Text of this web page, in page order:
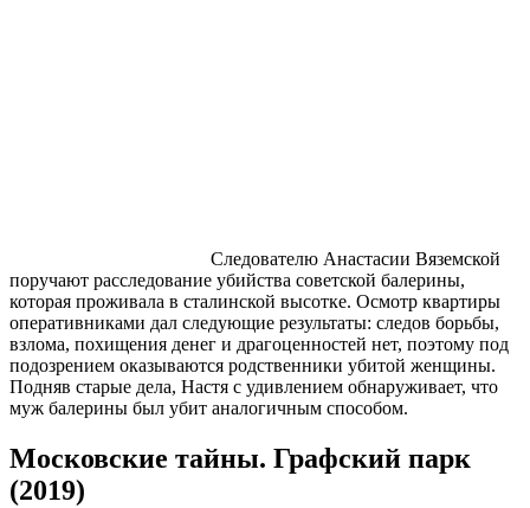
Следователю Анастасии Вяземской
поручают расследование убийства советской балерины,
которая проживала в сталинской высотке. Осмотр квартиры
оперативниками дал следующие результаты: следов борьбы,
взлома, похищения денег и драгоценностей нет, поэтому под
подозрением оказываются родственники убитой женщины.
Подняв старые дела, Настя с удивлением обнаруживает, что
муж балерины был убит аналогичным способом.
Московские тайны. Графский парк
(2019)